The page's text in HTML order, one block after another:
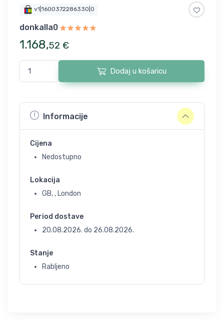
v1|1600372286330|0
donkalla0
1.168,52 €
Dodaj u košaricu
Informacije
Cijena
Nedostupno
Lokacija
GB, , London
Period dostave
20.08.2026. do 26.08.2026.
Stanje
Rabljeno